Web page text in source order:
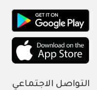
التواصل الاجتماعي